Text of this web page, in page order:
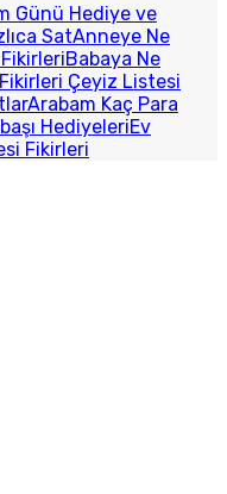
Günü Hediye ve
SatAnneye Ne
Babaya Ne
Çeyiz Listesi
Arabam Kaç Para
HediyeleriEv
Fikirleri